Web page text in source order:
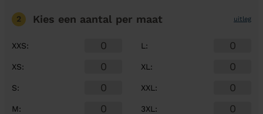
2 Kies een aantal per maat uitleg
XXS:
XS:
S:
M:
L :
XL :
XXL :
3XL :